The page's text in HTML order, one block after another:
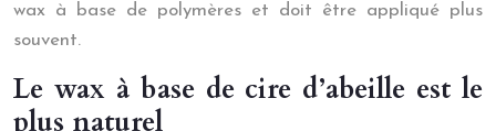
wax à base de polymères et doit être appliqué plus
souvent.
Le wax à base de cire d’abeille est le
plus naturel